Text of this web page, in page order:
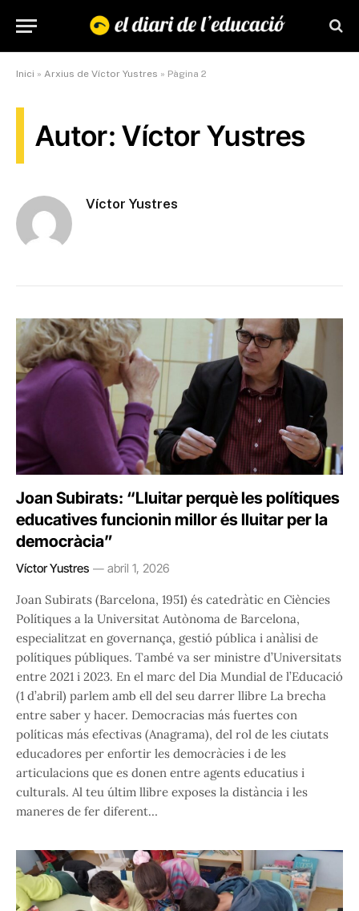
Inici » Arxius de Víctor Yustres » Pàgina 2
Autor: Víctor Yustres
Víctor Yustres
Joan Subirats: “Lluitar perquè les polítiques
educatives funcionin millor és lluitar per la
democràcia”
Víctor Yustres abril 1, 2026
Joan Subirats (Barcelona, 1951) és catedràtic en Ciències
Polítiques a la Universitat Autònoma de Barcelona,
especialitzat en governança, gestió pública i anàlisi de
polítiques públiques. També va ser ministre d’Universitats
entre 2021 i 2023. En el marc del Dia Mundial de l’Educació
(1 d’abril) parlem amb ell del seu darrer llibre La brecha
entre saber y hacer. Democracias más fuertes con
políticas más efectivas (Anagrama), del rol de les ciutats
educadores per enfortir les democràcies i de les
articulacions que es donen entre agents educatius i
culturals. Al teu últim llibre exposes la distància i les
maneres de fer diferent…